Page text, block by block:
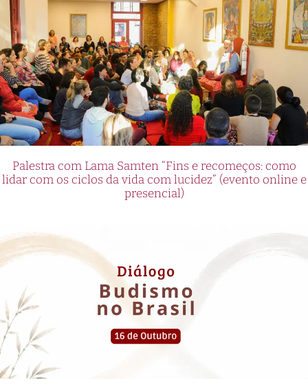
Palestra com Lama Samten “Fins e recomeços: como
lidar com os ciclos da vida com lucidez” (evento online e
presencial)